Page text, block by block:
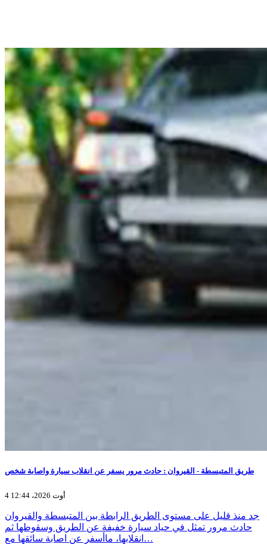
طريق المتبسطة - القيروان : حادث مرور يسفر عن انقلاب سيارة واصابة شخص
4 أوت 2026، 12:44
جد منذ قليل على مستوى الطريق الرابطة بين المتبسطة والقيروان
حادث مرور تمثل في حياد سيارة خفيفة عن الطريق وسقوطها ثم
انقلابها، ماأسفر عن اصابة سائقها مع…